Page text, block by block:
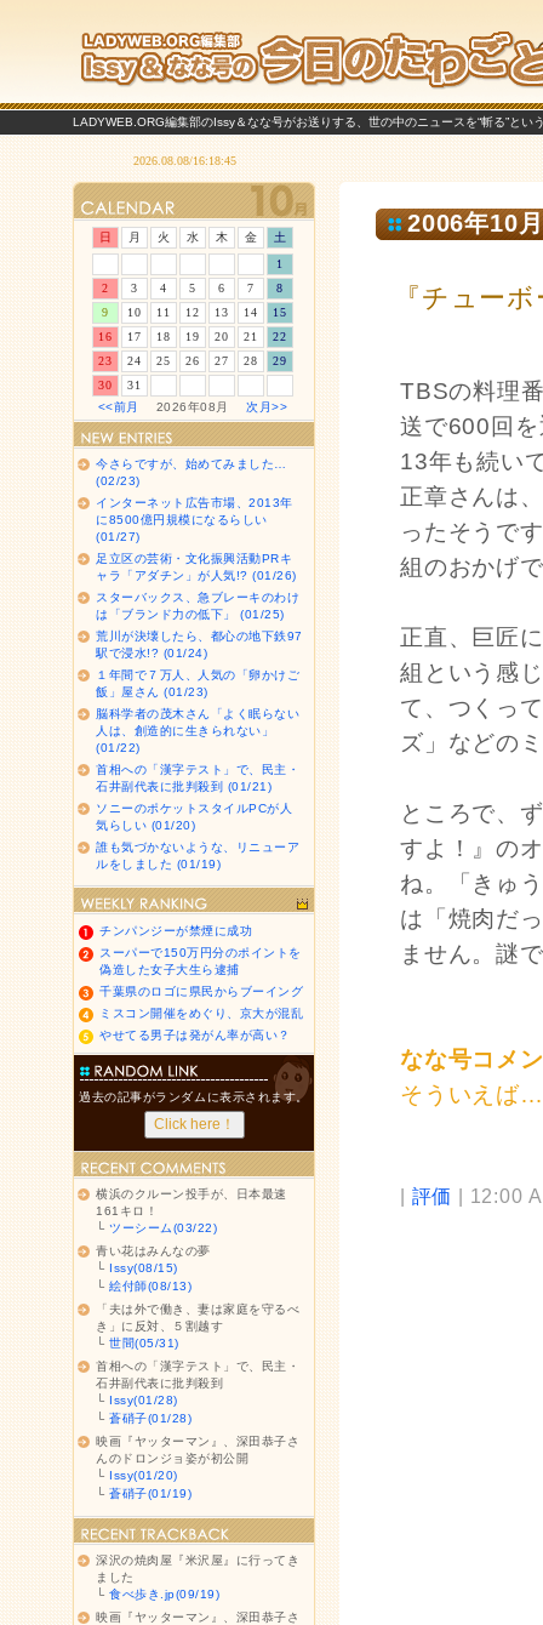
LADYWEB.ORG編集部のIssy＆なな号がお送りする、世の中のニュースを“斬る”と
2006年10
『チュー
TBSの料理
送で600回
13年も続い
正章さんは
ったそうで
組のおかげ
正直、巨匠
組という感
て、つくっ
ズ」などの
ところで、
すよ！』の
ね。「きゅ
は「焼肉だ
ません。謎
なな号コ
そういえば
| 評価 | 12:00
日 月 火 水 木 金
土
1
2
3 4 5 6 7
8
9
10 11 12 13 14
15
16
17 18 19 20 21
22
23
24 25 26 27 28
29
30
31
<<前月
2026年08月次月>>
今さらですが、始めてみました…
(02/23)
インターネット広告市場、2013年
に8500億円規模になるらしい
(01/27)
足立区の芸術・文化振興活動PRキ
ャラ「アダチン」が人気!? (01/26)
スターバックス、急ブレーキのわけ
は「ブランド力の低下」 (01/25)
荒川が決壊したら、都心の地下鉄97
駅で浸水!? (01/24)
１年間で７万人、人気の「卵かけご
飯」屋さん (01/23)
脳科学者の茂木さん「よく眠らない
人は、創造的に生きられない」
(01/22)
首相への「漢字テスト」で、民主・
石井副代表に批判殺到 (01/21)
ソニーのポケットスタイルPCが人
気らしい (01/20)
誰も気づかないような、リニューア
ルをしました (01/19)
チンパンジーが禁煙に成功
スーパーで150万円分のポイントを
偽造した女子大生ら逮捕
千葉県のロゴに県民からブーイング
ミスコン開催をめぐり、京大が混乱
やせてる男子は発がん率が高い？
過去の記事がランダムに表示されます。
横浜のクルーン投手が、日本最速
161キロ！
└ツーシーム(03/22)
青い花はみんなの夢
└ Issy(08/15)
└絵付師(08/13)
「夫は外で働き、妻は家庭を守るべ
き」に反対、５割越す
└世間(05/31)
首相への「漢字テスト」で、民主・
石井副代表に批判殺到
└ Issy(01/28)
└蒼硝子(01/28)
映画『ヤッターマン』、深田恭子さ
んのドロンジョ姿が初公開
└ Issy(01/20)
└蒼硝子(01/19)
深沢の焼肉屋『米沢屋』に行ってき
ました
└食べ歩き.jp(09/19)
映画『ヤッターマン』、深田恭子さ